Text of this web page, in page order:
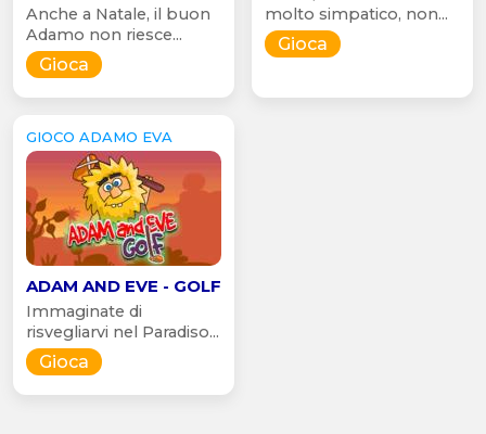
Anche a Natale, il buon
Adamo non riesce...
Gioca
molto simpatico, non...
Gioca
GIOCO ADAMO EVA
ADAM AND EVE - GOLF
Immaginate di
risvegliarvi nel Paradiso...
Gioca